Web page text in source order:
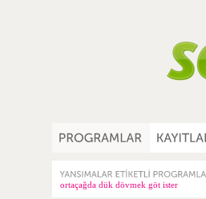
ortaçağda dük dövmek göt ister